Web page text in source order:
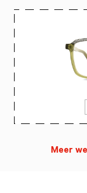
Meer